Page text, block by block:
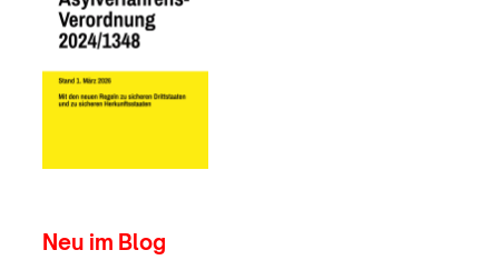
Neu im Blog